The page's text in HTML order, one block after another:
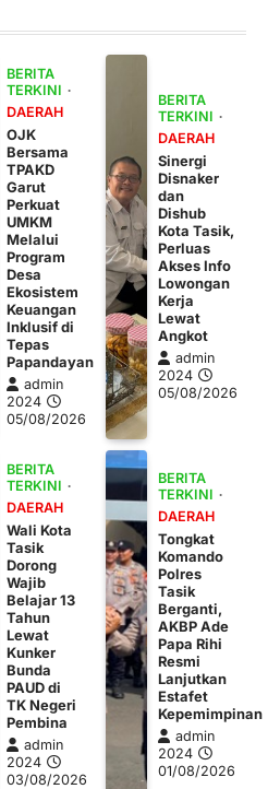
BERITA
TERKINI
DAERAH
OJK
Bersama
TPAKD
Garut
Perkuat
UMKM
Melalui
Program
Desa
Ekosistem
Keuangan
Inklusif di
Tepas
Papandayan
admin
2024
05/08/2026
BERITA
TERKINI
DAERAH
Sinergi
Disnaker
dan
Dishub
Kota Tasik,
Perluas
Akses Info
Lowongan
Kerja
Lewat
Angkot
admin
2024
05/08/2026
BERITA
TERKINI
DAERAH
Wali Kota
Tasik
Dorong
Wajib
Belajar 13
Tahun
Lewat
Kunker
Bunda
PAUD di
TK Negeri
Pembina
admin
2024
03/08/2026
BERITA
TERKINI
DAERAH
Tongkat
Komando
Polres
Tasik
Berganti,
AKBP Ade
Papa Rihi
Resmi
Lanjutkan
Estafet
Kepemimpinan
admin
2024
01/08/2026